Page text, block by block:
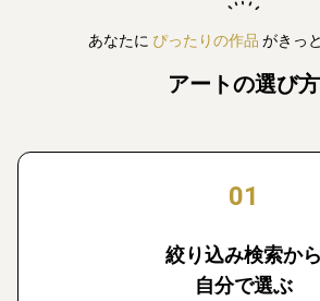
あなたに ぴったりの作品 がきっ
アートの選び方
01
絞り込み検索から
自分で選ぶ